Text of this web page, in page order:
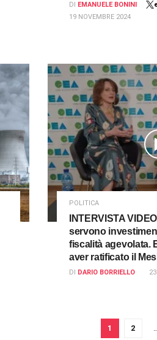
DI EMANUELE BONINI
19 NOVEMBRE 2024
POLITICA
INTERVISTA
servono
fiscalità agevolata.
aver ratificato il
DI DARIO BORRIELLO
1 2